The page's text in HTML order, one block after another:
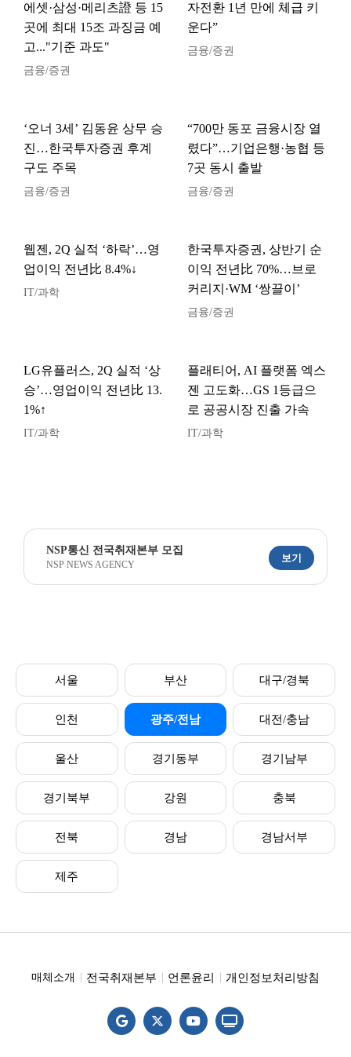
에셋·삼성·메리츠證 등 15
곳에 최대 15조 과징금 예
고..."기준 과도"
금융/증권
자전환 1년 만에 체급 키
운다”
금융/증권
‘오너 3세’ 김동윤 상무 승
진…한국투자증권 후계
구도 주목
금융/증권
“700만 동포 금융시장 열
렸다”…기업은행·농협 등
7곳 동시 출발
금융/증권
웹젠, 2Q 실적 ‘하락’…영
업이익 전년比 8.4%↓
IT/과학
한국투자증권, 상반기 순
이익 전년比 70%…브로
커리지·WM ‘쌍끌이’
금융/증권
LG유플러스, 2Q 실적 ‘상
승’…영업이익 전년比 13.
1%↑
IT/과학
플래티어, AI 플랫폼 엑스
젠 고도화…GS 1등급으
로 공공시장 진출 가속
IT/과학
NSP통신 전국취재본부 모집
NSP NEWS AGENCY
보기
서울 부산 대구/경북
인천 광주/전남 대전/충남
울산 경기동부 경기남부
경기북부 강원 충북
전북 경남 경남서부
제주
매체소개 전국취재본부 언론윤리 개인정보처리방침